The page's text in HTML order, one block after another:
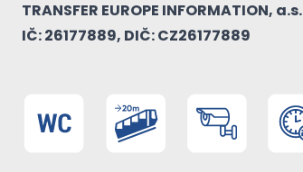
TRANSFER EUROPE INFORMATION, a.s.
IČ: 26177889, DIČ: CZ26177889